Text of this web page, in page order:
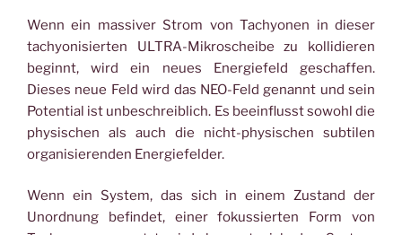
Wenn ein massiver Strom von Tachyonen in dieser
tachyonisierten ULTRA-Mikroscheibe zu kollidieren
beginnt, wird ein neues Energiefeld geschaffen.
Dieses neue Feld wird das NEO-Feld genannt und sein
Potential ist unbeschreiblich. Es beeinflusst sowohl die
physischen als auch die nicht-physischen subtilen
organisierenden Energiefelder.
Wenn ein System, das sich in einem Zustand der
Unordnung befindet, einer fokussierten Form von